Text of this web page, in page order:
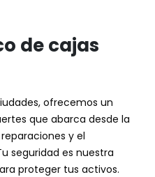
de cajas
ofrecemos un
que abarca desde la
y el
seguridad es nuestra
proteger tus activos.